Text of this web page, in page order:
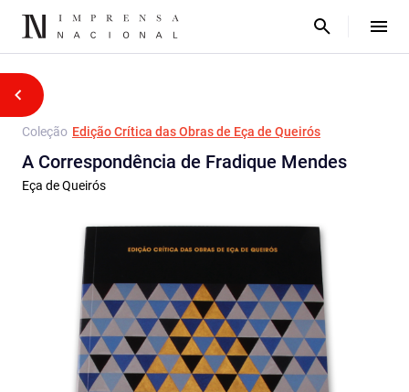
Coleção Edição Crítica das Obras de Eça de Queirós
A Correspondência de Fradique Mendes
Eça de Queirós